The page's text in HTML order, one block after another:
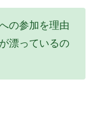
の参加を理由
漂っているの